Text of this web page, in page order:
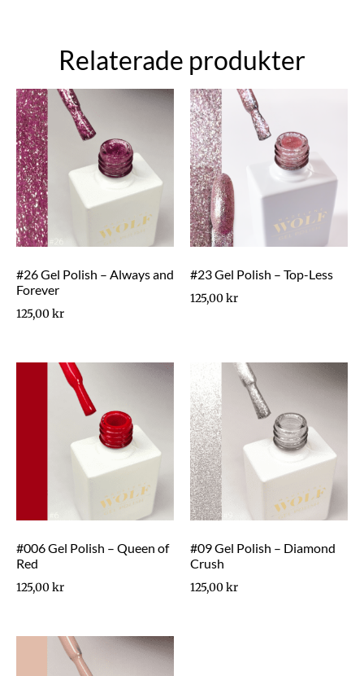
Relaterade produkter
#26 Gel Polish – Always and
Forever
125,00kr
#23 Gel Polish – Top-Less
125,00kr
#006 Gel Polish – Queen of
Red
125,00kr
#09 Gel Polish – Diamond
Crush
125,00kr